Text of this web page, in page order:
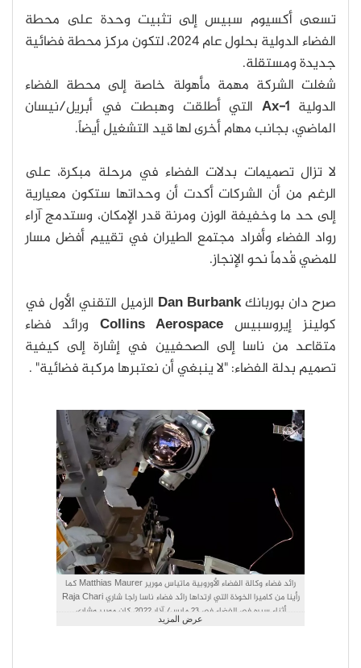
تسعى أكسيوم سبيس إلى تثبيت وحدة على محطة
الفضاء الدولية بحلول عام 2024، لتكون مركز محطة فضائية
جديدة ومستقلة.
شغلت الشركة مهمة مأهولة خاصة إلى محطة الفضاء
الدولية
التي أطلقت وهبطت في أبريل/نيسان
الماضي، بجانب مهام أخرى لها قيد التشغيل أيضاً.
لا تزال تصميمات بدلات الفضاء في مرحلة مبكرة، على
الرغم من أن الشركات أكدت أن وحداتها ستكون معيارية
إلى حد ما وخفيفة الوزن ومرنة قدر الإمكان، وستدمج آراء
رواد الفضاء وأفراد مجتمع الطيران في تقييم أفضل مسار
للمضي قُدماً نحو الإنجاز.
صرح دان بوربانكDan Burbank الزميل التقني الأول في
كولينز إيروسبيس Collins Aerospace ورائد فضاء
متقاعد من ناسا إلى الصحفيين في إشارة إلى كيفية
تصميم بدلة الفضاء: "لا ينبغي أن نعتبرها مركبة فضائية" .
رائد فضاء وكالة الفضاء الأوروبية ماتياس مورير Matthias Maurer كما
رأينا من كاميرا الخوذة التي ارتداها رائد فضاء ناسا راجا شاري Raja Chari
أثناء سيره في الفضاء في 23 مارس/ آذار 2022، كان مورير وشاري
يستخدمان بدلات الفضاء خارج المركبة. (حقوق الصورة: تلفزيون ناسا)
عرض المزيد